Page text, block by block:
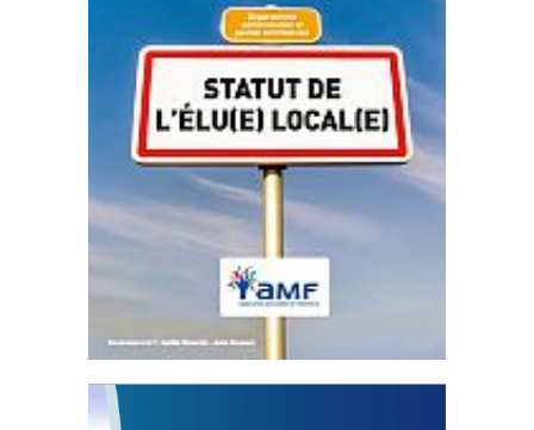
Statut de l’élu local
3 avril 2024